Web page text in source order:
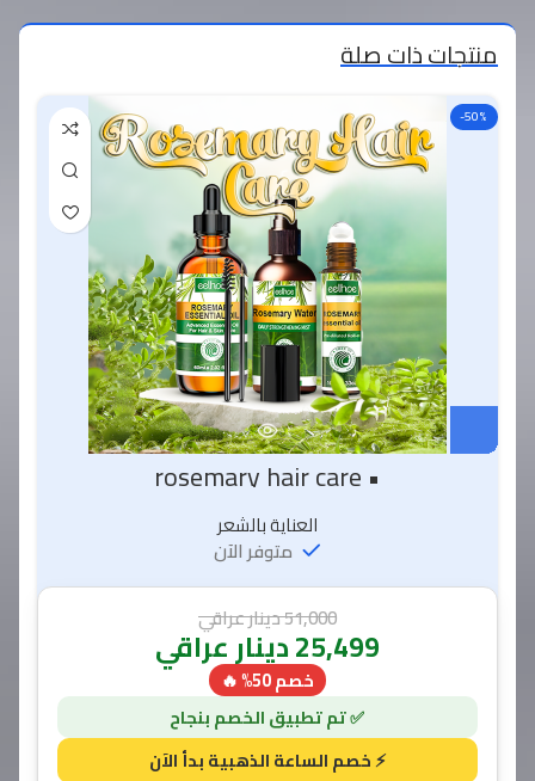
منتجات ذات صلة
-50%
• rosemary hair care
العناية بالشعر
متوفر الآن
51,000دينار عراقي
25,499دينار عراقي
خصم 50% 🔥